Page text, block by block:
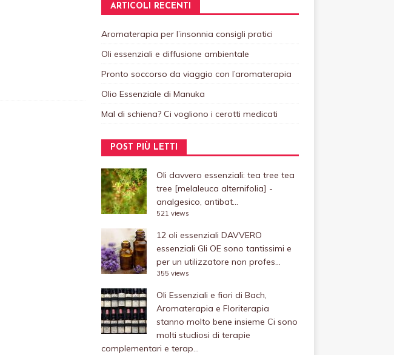
ARTICOLI RECENTI
Aromaterapia per l’insonnia consigli pratici
Oli essenziali e diffusione ambientale
Pronto soccorso da viaggio con l’aromaterapia
Olio Essenziale di Manuka
Mal di schiena? Ci vogliono i cerotti medicati
POST PIÙ LETTI
Oli davvero essenziali: tea tree tea
tree [melaleuca alternifolia] -
analgesico, antibat...
521 views
12 oli essenziali DAVVERO
essenziali Gli OE sono tantissimi e
per un utilizzatore non profes...
355 views
Oli Essenziali e fiori di Bach,
Aromaterapia e Floriterapia
stanno molto bene insieme Ci sono
molti studiosi di terapie
complementari e terap...